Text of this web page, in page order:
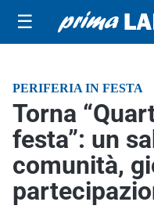
☰
PERIFERIA IN FESTA
Torna
festa”: un
comunità,